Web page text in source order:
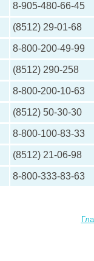
8-905-480-66-45
(8512) 29-01-68
8-800-200-49-99
(8512) 290-258
8-800-200-10-63
(8512) 50-30-30
8-800-100-83-33
(8512) 21-06-98
8-800-333-83-63